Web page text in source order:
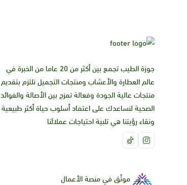
جوزة الطيب تجمع بين أكثر من 20 عاما من الخبرة في
عالم العطارة والأعشاب ومنتجات التجميل نلتزم بتقديم
منتجات عالية الجودة وفعالة تمزج بين الأصالة والفوائد
الصحية لنساعدك على اعتماد أسلوب حياة أكثر طبيعية
ونقاء رؤيتنا هي تلبية احتياجات عملائنا
موثّق في منصة الأعمال